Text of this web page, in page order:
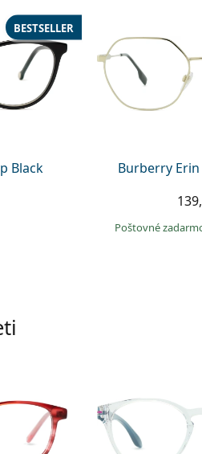
Black
BESTSELLER
Burberry Erin
Poštovné